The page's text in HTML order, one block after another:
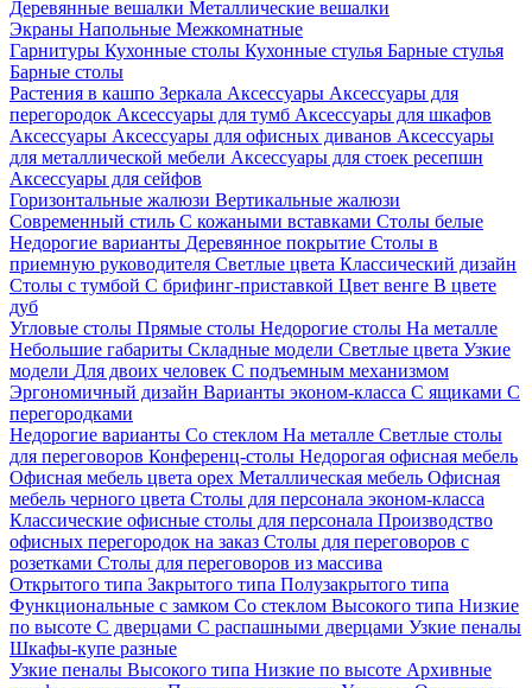
Деревянные вешалки Металлические вешалки
Экраны Напольные Межкомнатные
Гарнитуры Кухонные столы Кухонные стулья Барные стулья
Барные столы
Растения в кашпо Зеркала Аксессуары Аксессуары для
перегородок Аксессуары для тумб Аксессуары для шкафов
Аксессуары Аксессуары для офисных диванов Аксессуары
для металлической мебели Аксессуары для стоек ресепшн
Аксессуары для сейфов
Горизонтальные жалюзи Вертикальные жалюзи
Современный стиль С кожаными вставками Столы белые
Недорогие варианты Деревянное покрытие Столы в
приемную руководителя Светлые цвета Классический дизайн
Столы с тумбой С брифинг-приставкой Цвет венге В цвете
дуб
Угловые столы Прямые столы Недорогие столы На металле
Небольшие габариты Складные модели Светлые цвета Узкие
модели Для двоих человек С подъемным механизмом
Эргономичный дизайн Варианты эконом-класса С ящиками С
перегородками
Недорогие варианты Со стеклом На металле Светлые столы
для переговоров Конференц-столы Недорогая офисная мебель
Офисная мебель цвета орех Металлическая мебель Офисная
мебель черного цвета Столы для персонала эконом-класса
Классические офисные столы для персонала Производство
офисных перегородок на заказ Столы для переговоров с
розетками Столы для переговоров из массива
Открытого типа Закрытого типа Полузакрытого типа
Функциональные с замком Со стеклом Высокого типа Низкие
по высоте С дверцами С распашными дверцами Узкие пеналы
Шкафы-купе разные
Узкие пеналы Высокого типа Низкие по высоте Архивные